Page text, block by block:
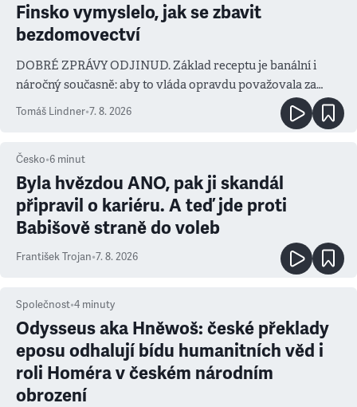
Finsko vymyslelo, jak se zbavit
bezdomovectví
DOBRÉ ZPRÁVY ODJINUD. Základ receptu je banální i
náročný současně: aby to vláda opravdu považovala za
Tomáš Lindner•7. 8. 2026
Česko•6 minut
Byla hvězdou ANO, pak ji skandál
připravil o kariéru. A teď jde proti
Babišově straně do voleb
František Trojan•7. 8. 2026
Společnost•4 minuty
Odysseus aka Hněwoš: české překlady
eposu odhalují bídu humanitních věd i
roli Homéra v českém národním
obrození